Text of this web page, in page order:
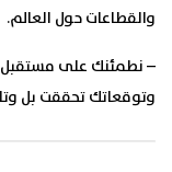
والقطاعات حول العالم.
–نطمئنك على مستقبل
وتوقعاتك تحققت بل